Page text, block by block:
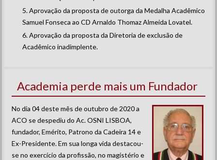
Aprovação da proposta de outorga da Medalha Acadêmico
Samuel Fonseca ao CD Arnaldo Thomaz Almeida Lovatel.
Aprovação da proposta da Diretoria de exclusão de
Acadêmico inadimplente.
Academia perde mais um Fundador
No dia 04 deste mês de outubro de 2020 a
ACO se despediu do Ac. OSNI LISBOA,
fundador, Emérito, Patrono da Cadeira 14 e
Ex-Presidente. Em sua longa vida destacou-
se no exercício da profissão, no magistério e